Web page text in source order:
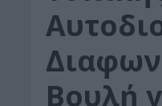
Βουλή